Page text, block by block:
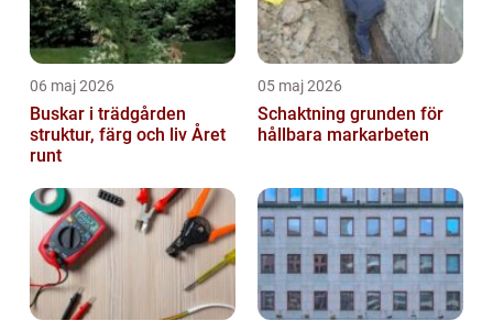
06 maj 2026
Buskar i trädgården
struktur, färg och liv Året
runt
05 maj 2026
Schaktning grunden för
hållbara markarbeten